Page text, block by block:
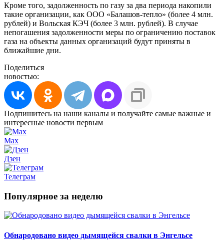
Кроме того, задолженность по газу за два периода накопили
такие организации, как ООО «Балашов-тепло» (более 4 млн.
рублей) и Вольская КЭЧ (более 3 млн. рублей). В случае
непогашения задолженности меры по ограничению поставок
газа на объекты данных организаций будут приняты в
ближайшие дни.
Поделиться
новостью:
Подпишитесь на наши каналы и получайте самые важные и
интересные новости первым
Max
Дзен
Телеграм
Популярное за неделю
Обнародовано видео дымящейся свалки в Энгельсе